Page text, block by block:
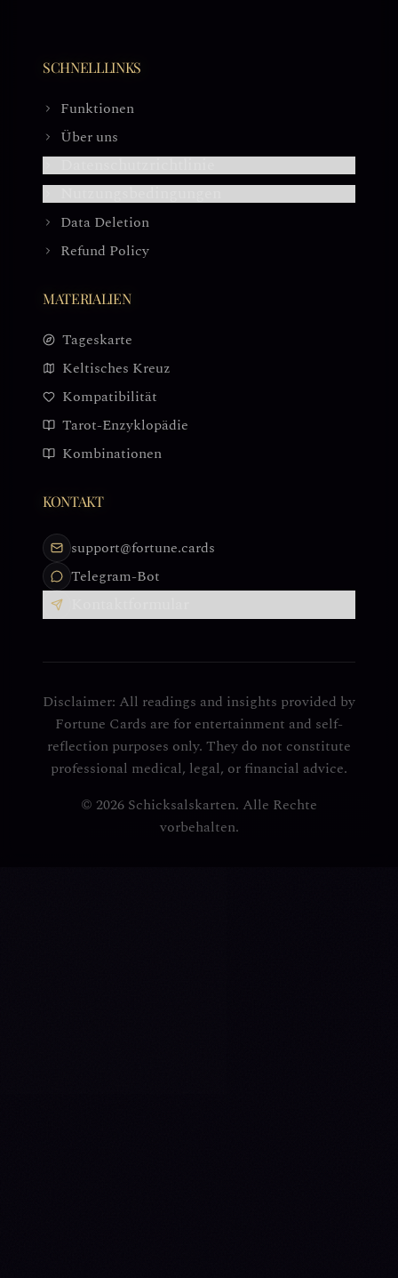
SCHNELLLINKS
Funktionen
Über uns
Data Deletion
Refund Policy
MATERIALIEN
Tageskarte
Keltisches Kreuz
Kompatibilität
Tarot-Enzyklopädie
Kombinationen
KONTAKT
support@fortune.cards
Telegram-Bot
Disclaimer: All readings and insights provided by
Fortune Cards are for entertainment and self-
reflection purposes only. They do not constitute
professional medical, legal, or financial advice.
© 2026 Schicksalskarten. Alle Rechte
vorbehalten.